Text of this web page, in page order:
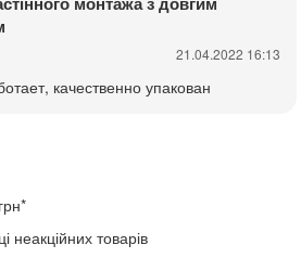
21.04.2022 16:13
качественно упакован
неакційних товарів